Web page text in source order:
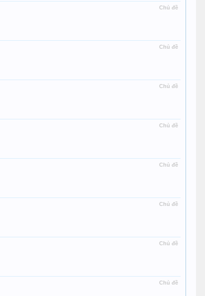
Chủ đề
Chủ đề
Chủ đề
Chủ đề
Chủ đề
Chủ đề
Chủ đề
Chủ đề